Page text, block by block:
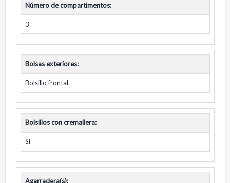
Número de compartimentos:
3
Bolsas exteriores:
Bolsillo frontal
Bolsillos con cremallera:
Si
Agarradera(s):